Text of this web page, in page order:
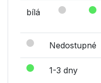
bílá
Nedostupné
1-3 dny